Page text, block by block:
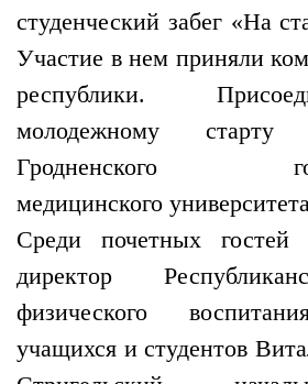
студенческий забег «На
Участие в нем приняли
республики.
молодежному
Гродненского
медицинского
Среди почетных гостей
директор
физического
учащихся и студентов